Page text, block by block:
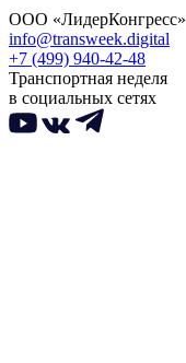
ООО «ЛидерКонгресс»
info@transweek.digital
+7 (499) 940-42-48
Транспортная неделя
в социальных сетях